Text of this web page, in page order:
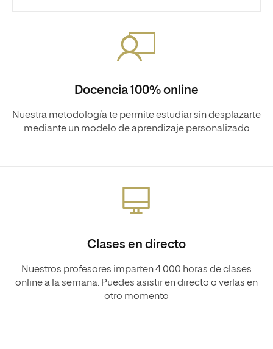
Docencia 100% online
Nuestra metodología te permite estudiar sin desplazarte
mediante un modelo de aprendizaje personalizado
Clases en directo
Nuestros profesores imparten 4.000 horas de clases
online a la semana. Puedes asistir en directo o verlas en
otro momento